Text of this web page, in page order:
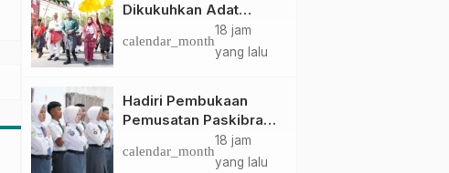
Dikukuhkan Adat
Balanipa, Raih Gelar
Sulo Tappidena
calendar_month
18 jam
yang lalu
Hadiri Pembukaan
Pemusatan Paskibraka
Provinsi, Murdanil: Ini
Membentuk Karakter
calendar_month
18 jam
yang lalu